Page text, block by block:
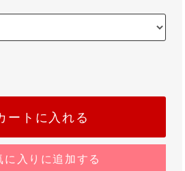
ートに入れる
に入りに追加する